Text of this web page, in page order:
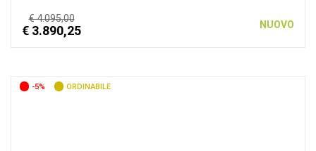
€ 4.095,00
€ 3.890,25 NUOVO
-5% ORDINABILE